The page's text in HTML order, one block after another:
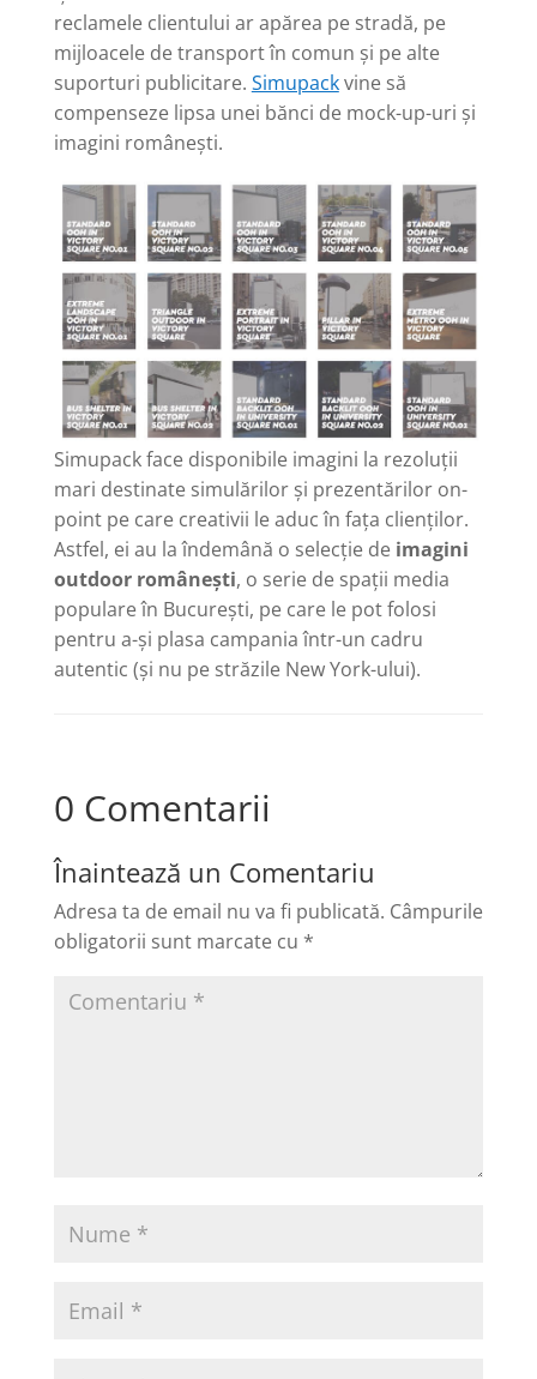
reclamele clientului ar apărea pe stradă, pe
mijloacele de transport în comun și pe alte
suporturi publicitare. Simupackvine să
compenseze lipsa unei bănci de mock-up-uri și
imagini românești.
Simupack face disponibile imagini la rezoluții
mari destinate simulărilor și prezentărilor on-
point pe care creativii le aduc în fața clienților.
Astfel, ei au la îndemână o selecție de imagini
outdoor românești, o serie de spații media
populare în București, pe care le pot folosi
pentru a-și plasa campania într-un cadru
autentic (și nu pe străzile New York-ului).
0 Comentarii
Înaintează un Comentariu
Adresa ta de email nu va fi publicată. Câmpurile
obligatorii sunt marcate cu *